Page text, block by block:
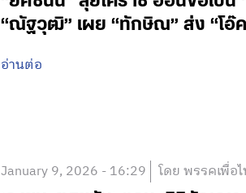
“ณัฐวุฒิ” เผย “ทักษิณ” ส่ง “โอ๊
อ่านต่อ
January 9, 2026 - 16:29 โดย พรรคเพื่อ